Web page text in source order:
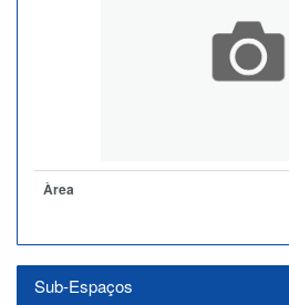
Àrea
Sub-Espaços